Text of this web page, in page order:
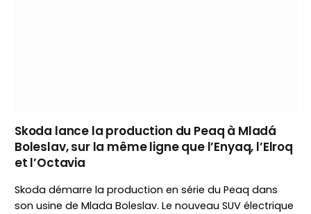
Skoda lance la production du Peaq à Mladá
Boleslav, sur la même ligne que l’Enyaq, l’Elroq
et l’Octavia
Skoda démarre la production en série du Peaq dans
son usine de Mlada Boleslav. Le nouveau SUV électrique